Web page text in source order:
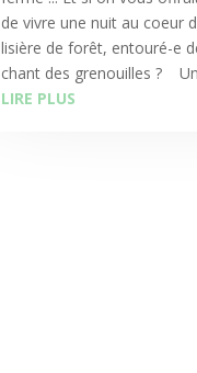
de vivre une nuit au coeur
lisière de forêt, entouré-e
chant des grenouilles ?
LIRE PLUS